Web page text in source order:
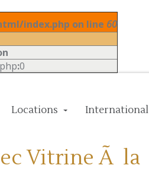
index.php on line 60
:0
Locations International
Vitrine Ã la